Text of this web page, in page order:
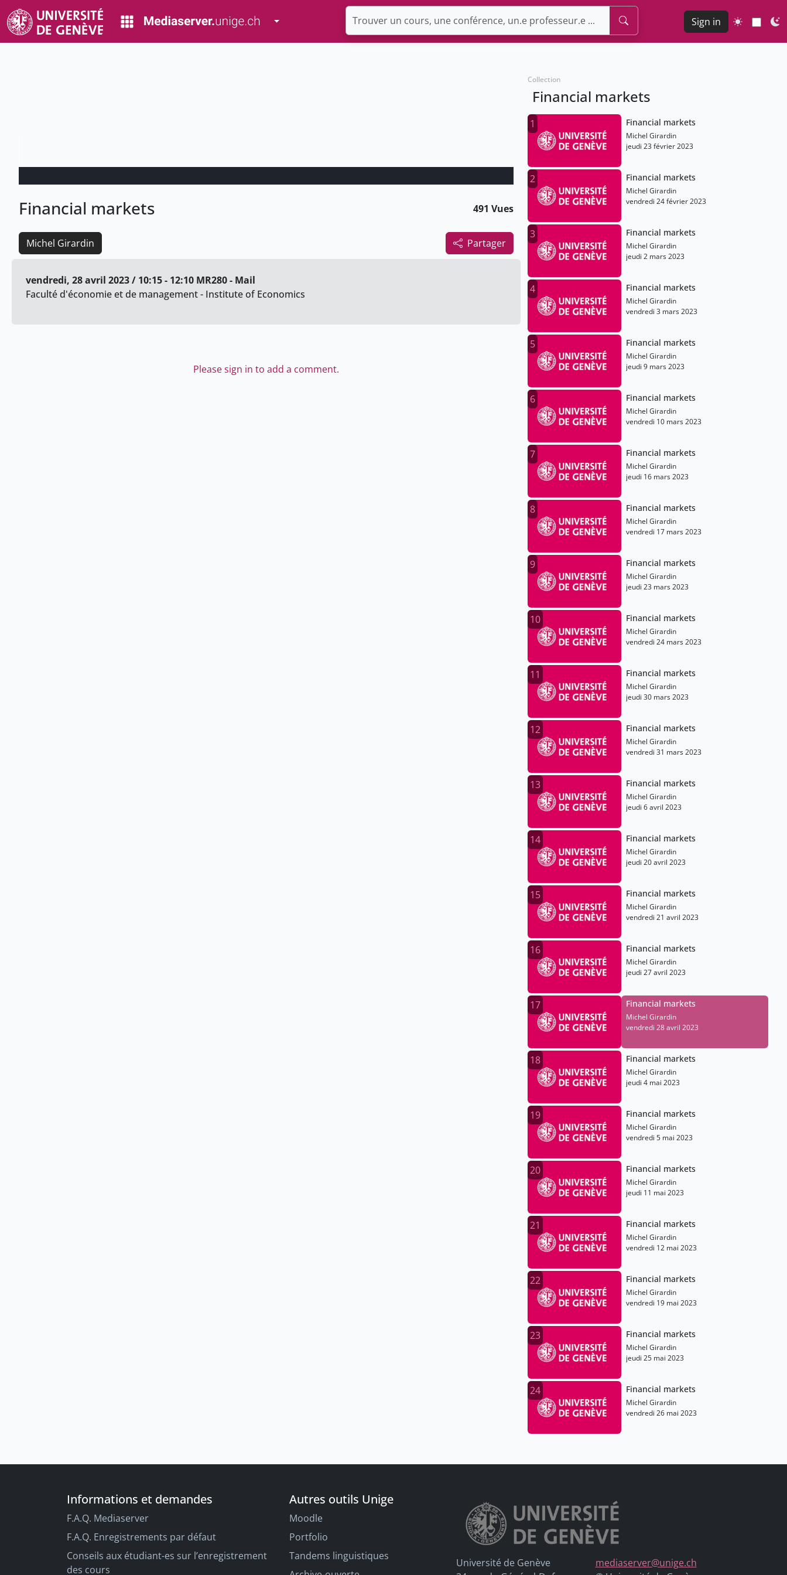
Toggle Dropdown Sign in
Financial markets 491 Vues
Partager
Michel Girardin
vendredi, 28 avril 2023 / 10:15 - 12:10 MR280 - Mail
Faculté d'économie et de management - Institute of Economics
Please sign in to add a comment.
Collection
Financial markets
1 Financial markets
Michel Girardin
jeudi 23 février 2023
2 Financial markets
Michel Girardin
vendredi 24 février 2023
3 Financial markets
Michel Girardin
jeudi 2 mars 2023
4 Financial markets
Michel Girardin
vendredi 3 mars 2023
5 Financial markets
Michel Girardin
jeudi 9 mars 2023
6 Financial markets
Michel Girardin
vendredi 10 mars 2023
7 Financial markets
Michel Girardin
jeudi 16 mars 2023
8 Financial markets
Michel Girardin
vendredi 17 mars 2023
9 Financial markets
Michel Girardin
jeudi 23 mars 2023
10 Financial markets
Michel Girardin
vendredi 24 mars 2023
11 Financial markets
Michel Girardin
jeudi 30 mars 2023
12 Financial markets
Michel Girardin
vendredi 31 mars 2023
13 Financial markets
Michel Girardin
jeudi 6 avril 2023
14 Financial markets
Michel Girardin
jeudi 20 avril 2023
15 Financial markets
Michel Girardin
vendredi 21 avril 2023
16 Financial markets
Michel Girardin
jeudi 27 avril 2023
17 Financial markets
Michel Girardin
vendredi 28 avril 2023
18 Financial markets
Michel Girardin
jeudi 4 mai 2023
19 Financial markets
Michel Girardin
vendredi 5 mai 2023
20 Financial markets
Michel Girardin
jeudi 11 mai 2023
21 Financial markets
Michel Girardin
vendredi 12 mai 2023
22 Financial markets
Michel Girardin
vendredi 19 mai 2023
23 Financial markets
Michel Girardin
jeudi 25 mai 2023
24 Financial markets
Michel Girardin
vendredi 26 mai 2023
Informations et demandes
F.A.Q. Mediaserver
F.A.Q. Enregistrements par défaut
Conseils aux étudiant-es sur l’enregistrement
des cours
Autres outils Unige
Moodle
Portfolio
Tandems linguistiques
Université de Genève
mediaserver@unige.ch